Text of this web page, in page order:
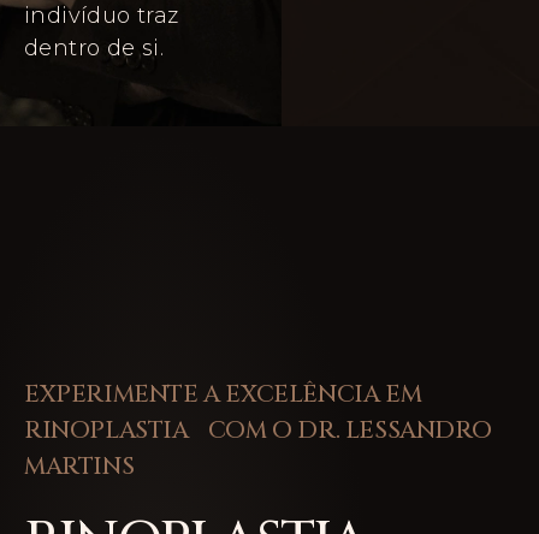
indivíduo traz
dentro de si.
EXPERIMENTE A EXCELÊNCIA EM
RINOPLASTIA COM O DR. LESSANDRO
MARTINS